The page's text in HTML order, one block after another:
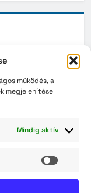
működés, a
megjelenítése
Mindig aktív